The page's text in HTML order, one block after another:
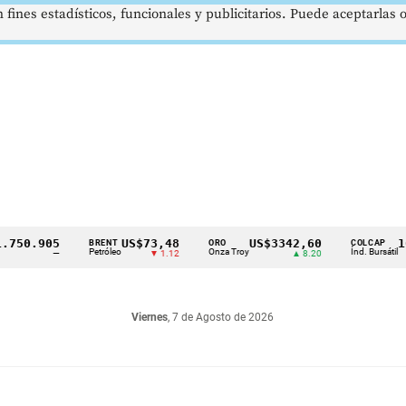
BRENT
Petróleo
US$73,48
▼ 1.12
ORO
Onza Troy
US$3342,60 COLCAP
Índ. Bursátil
Viernes, 7 de Agosto de 2026
estadísticos, funcionales y publicitarios. Puede aceptarlas